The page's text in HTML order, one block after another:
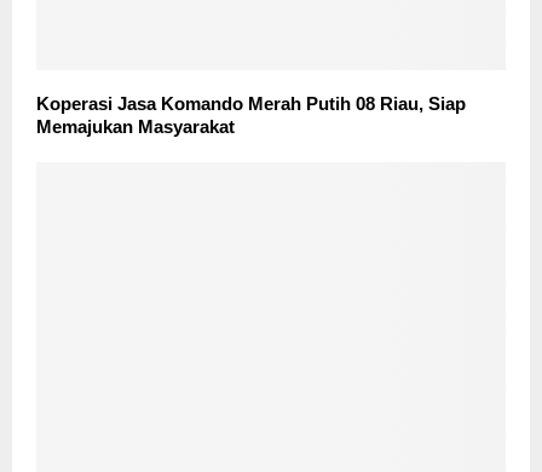
Koperasi Jasa Komando Merah Putih 08 Riau, Siap
Memajukan Masyarakat